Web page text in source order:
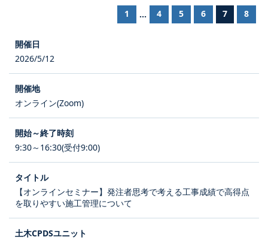
1 ... 4 5 6 7 8
2026/5/12
オンライン(Zoom)
9:30～16:30(受付9:00)
【オンラインセミナー】発注者思考で考える工事成績で高得点
を取りやすい施工管理について